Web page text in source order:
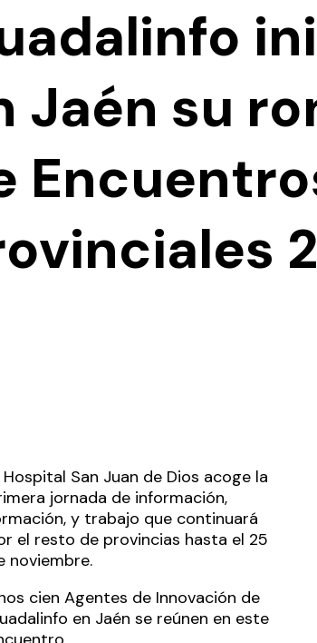
Jaén su
Hospital San Juan de Dios acoge la
jornada de información,
y trabajo que continuará
el resto de provincias hasta el 25
noviembre.
cien Agentes de Innovación de
en Jaén se reúnen en este